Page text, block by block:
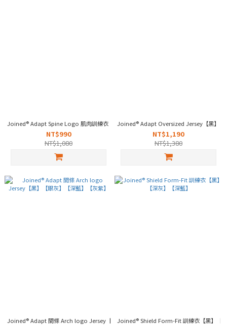
Joined® Adapt Spine Logo 肌肉訓練衣【黑/黃】
NT$990
NT$1,080
Joined® Adapt Oversized Jersey【黑】【
NT$1,190
NT$1,380
Joined® Adapt 間條 Arch logo Jersey【黑】【銀灰】【深藍】【灰紫】
Joined® Shield Form-Fit 訓練衣【黑】【